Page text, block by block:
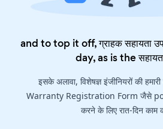
and to top it off, ग्राहक सहायता
day, as is the
इसके अलावा, विशेषज्ञ इंजीनियरों की
Warranty Registration Form जैसे
करने के लिए रात-दिन काम